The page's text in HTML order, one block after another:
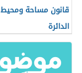
قانون مساحة ومحيط
الدائرة